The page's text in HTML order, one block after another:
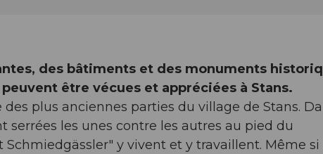
des bâtiments et des monuments
être vécues et appréciées à Stans.
plus anciennes parties du village de Stans.
serrées les unes contre les autres au pied du
y vivent et y travaillent. Même si